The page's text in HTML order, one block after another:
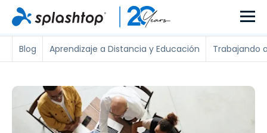
Blog Aprendizaje a Distancia y Educación Trabajando